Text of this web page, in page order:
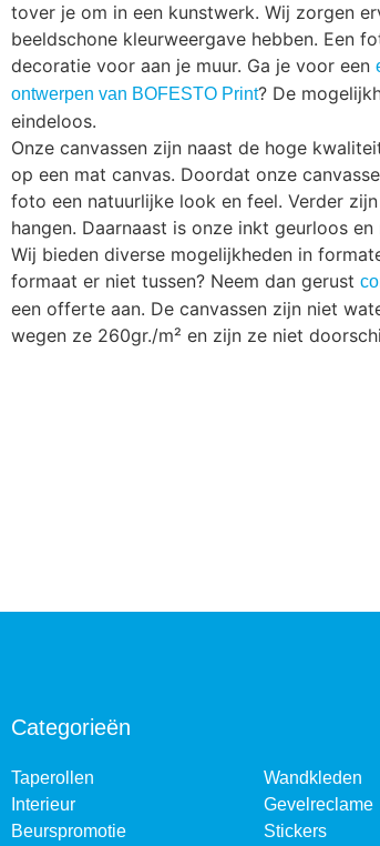
tover je om in een kunstwerk. Wij zorgen
beeldschone kleurweergave hebben. Een
decoratie voor aan je muur. Ga je voor een
ontwerpen van BOFESTO Print? De
eindeloos.
Onze canvassen zijn naast de hoge
op een mat canvas. Doordat onze
foto een natuurlijke look en feel. Verder
hangen. Daarnaast is onze inkt geurloos
Wij bieden diverse mogelijkheden in
formaat er niet tussen? Neem dan gerust
een offerte aan. De canvassen zijn niet
wegen ze 260gr./m² en zijn ze niet
Categorieën
Taperollen
Interieur
Beurspromotie
Wandkleden
Gevelreclame
Stickers